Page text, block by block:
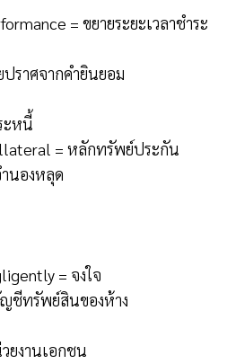
= ขยายระยะเวลาชำระ
ราศจากคำยินยอม
ะหนี้
= หลักทรัพย์ประกัน
นองหลุด
= จงใจ
ชีทรัพย์สินของห้าง
ยงานเอกชน